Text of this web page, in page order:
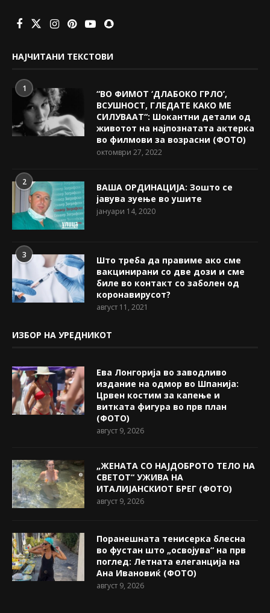
НАЈЧИТАНИ ТЕКСТОВИ
1
“ВО ФИМОТ ‘ДЛАБОКО ГРЛО’,
ВСУШНОСТ, ГЛЕДАТЕ КАКО МЕ
СИЛУВААТ“: Шокантни детали од
животот на најпознатата актерка
во филмови за возрасни (ФОТО)
октомври 27, 2022
2
ВАША ОРДИНАЦИЈА: Зошто се
јавува зуење во ушите
јануари 14, 2020
3
Што треба да правиме ако сме
вакцинирани со две дози и сме
биле во контакт со заболен од
коронавирусот?
август 11, 2021
ИЗБОР НА УРЕДНИКОТ
Ева Лонгорија во заводливо
издание на одмор во Шпанија:
Црвен костим за капење и
витката фигура во прв план
(ФОТО)
август 9, 2026
„ЖЕНАТА СО НАЈДОБРОТО ТЕЛО НА
СВЕТОТ“ УЖИВА НА
ИТАЛИЈАНСКИОТ БРЕГ (ФОТО)
август 9, 2026
Поранешната тенисерка блесна
во фустан што „освојува“ на прв
поглед: Летната елеганција на
Ана Ивановиќ (ФОТО)
август 9, 2026